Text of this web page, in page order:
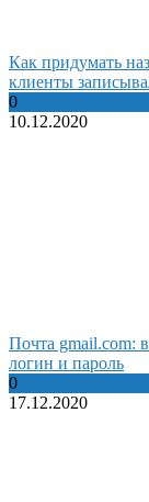
Как придумать
клиенты
0
10.12.2020
Почта gmail.com:
логин и пароль
0
17.12.2020